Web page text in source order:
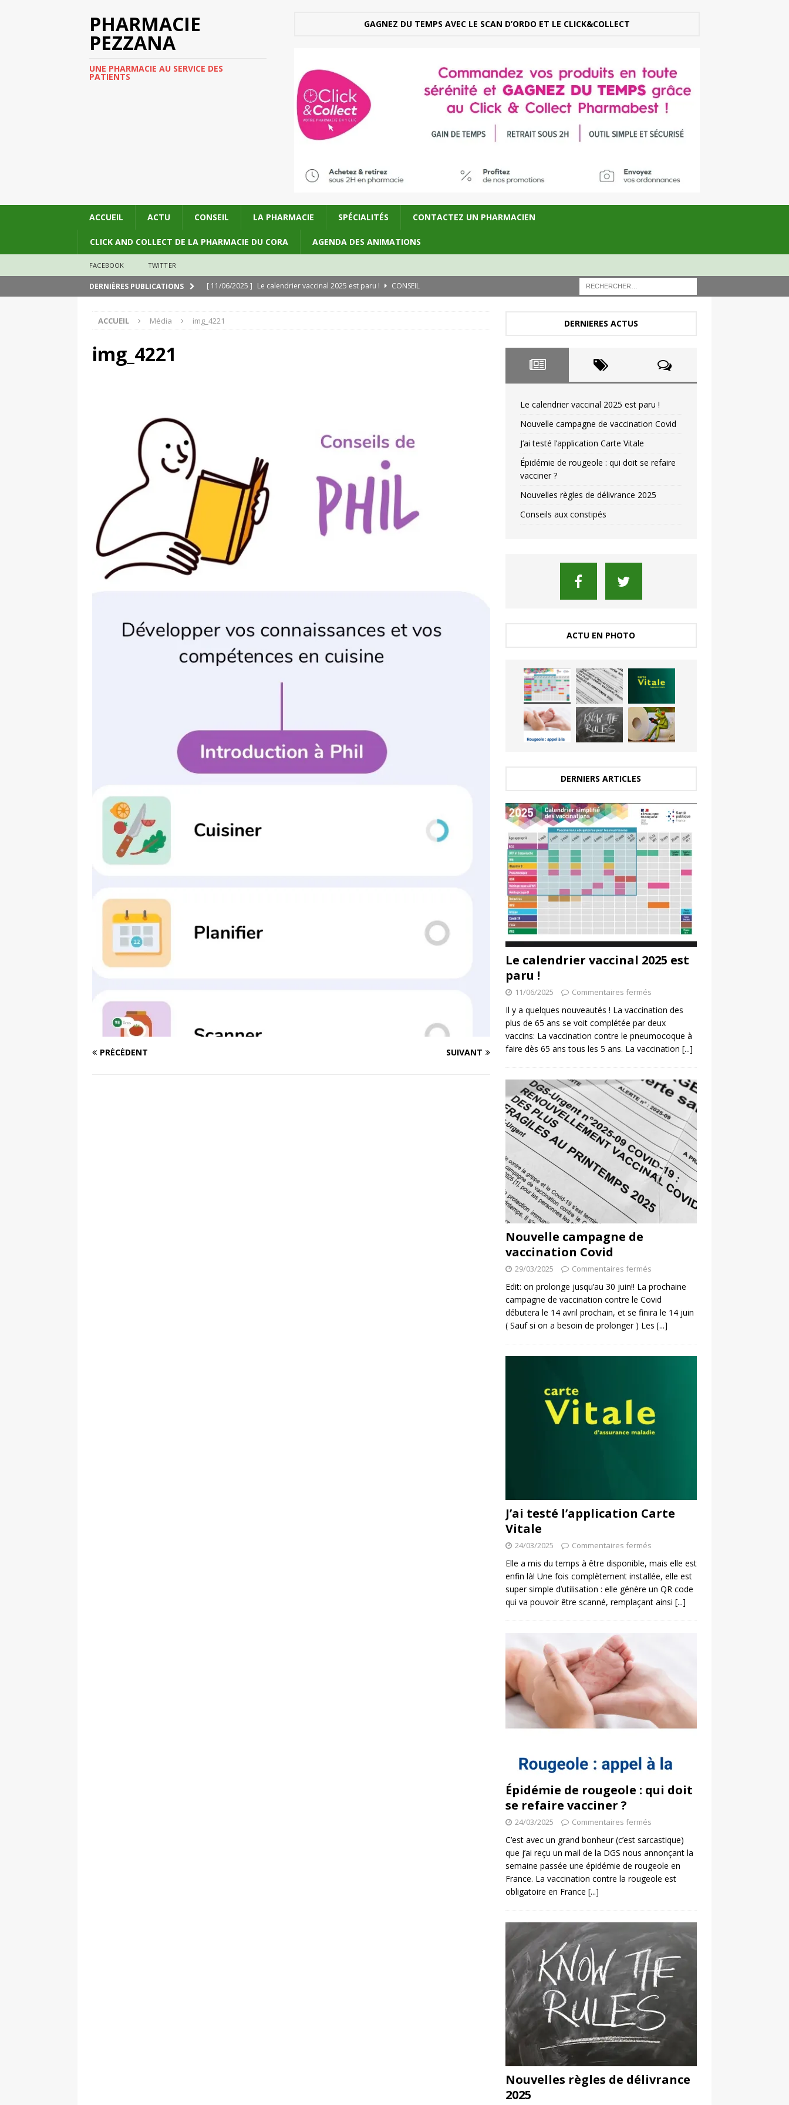
PHARMACIE
PEZZANA
UNE PHARMACIE AU SERVICE DES
PATIENTS
GAGNEZ DU TEMPS AVEC LE SCAN D’ORDO ET LE CLICK&COLLECT
ACCUEIL ACTU CONSEIL LA PHARMACIE SPÉCIALITÉS CONTACTEZ UN PHARMACIEN
CLICK AND COLLECT DE LA PHARMACIE DU CORA AGENDA DES ANIMATIONS
FACEBOOK TWITTER
DERNIÈRES PUBLICATIONS [ 11/06/2025 ] Le calendrier vaccinal 2025 est paru !
CONSEIL
[ 24/03/2025 ]
ACCUEIL Média img_4221
img_4221
PRÉCÉDENT SUIVANT
DERNIERES ACTUS
Le calendrier vaccinal 2025 est paru !
Nouvelle campagne de vaccination Covid
J’ai testé l’application Carte Vitale
Épidémie de rougeole : qui doit se refaire
vacciner ?
Nouvelles règles de délivrance 2025
Conseils aux constipés
ACTU EN PHOTO
DERNIERS ARTICLES
Le calendrier vaccinal 2025 est
paru !
11/06/2025 Commentaires fermés
Il y a quelques nouveautés ! La vaccination des
plus de 65 ans se voit complétée par deux
vaccins: La vaccination contre le pneumocoque à
faire dès 65 ans tous les 5 ans. La vaccination [...]
Nouvelle campagne de
vaccination Covid
29/03/2025 Commentaires fermés
Edit: on prolonge jusqu’au 30 juin!! La prochaine
campagne de vaccination contre le Covid
débutera le 14 avril prochain, et se finira le 14 juin
( Sauf si on a besoin de prolonger ) Les [...]
J’ai testé l’application Carte
Vitale
24/03/2025 Commentaires fermés
Elle a mis du temps à être disponible, mais elle est
enfin là! Une fois complètement installée, elle est
super simple d’utilisation : elle génère un QR code
qui va pouvoir être scanné, remplaçant ainsi [...]
Épidémie de rougeole : qui doit
se refaire vacciner ?
24/03/2025 Commentaires fermés
C’est avec un grand bonheur (c’est sarcastique)
que j’ai reçu un mail de la DGS nous annonçant la
semaine passée une épidémie de rougeole en
France. La vaccination contre la rougeole est
obligatoire en France [...]
Nouvelles règles de délivrance
2025